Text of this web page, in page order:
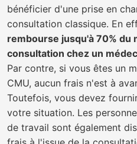
bénéficier d'une prise en
consultation classique. En
rembourse jusqu'à 70% du
consultation chez un
Par contre, si vous êtes un
CMU, aucun frais n'est à
Toutefois, vous devez
votre situation. Les
de travail sont également